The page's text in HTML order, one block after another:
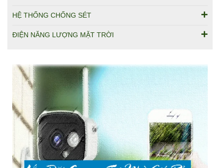
HỆ THỐNG CHỐNG SÉT
ĐIỆN NĂNG LƯỢNG MẶT TRỜI